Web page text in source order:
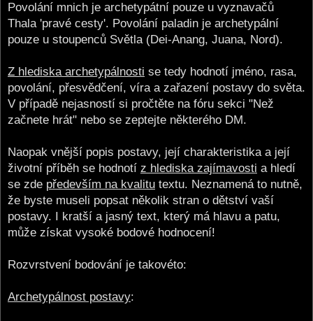
Povolání mnich je archetypátní pouze u vyznavačů
Thala 'pravé cesty'. Povolání paladin je archetypální
pouze u stoupenců Světla (Dei-Anang, Juana, Nord).
Z hlediska archetypálnosti se tedy hodnotí jméno, rasa,
povolání, přesvědčení, víra a zařazení postavy do světa.
V případě nejasností si pročtěte na fóru sekci "Než
začnete hrát" nebo se zeptejte některého DM.
Naopak vnější popis postavy, její charakteristika a její
životní příběh se hodnotí z hlediska zajímavosti a hledí
se zde především na kvalitu textu. Neznamená to nutně,
že byste museli popsat několik stran o dětství vaší
postavy. I kratší a jasný text, který má hlavu a patu,
může získat vysoké bodové hodnocení!
Rozvrstvení bodování je takovéto:
Archetypálnost postavy: